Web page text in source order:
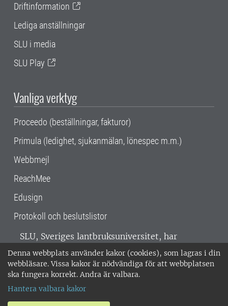
Denna webbplats använder kakor (cookies), som lagras i din
webbläsare. Vissa kakor är nödvändiga för att webbplatsen
ska fungera korrekt. Andra är valbara.
Hantera valbara kakor
Driftinformation
Lediga anställningar
SLU i media
SLU Play
Vanliga verktyg
Proceedo (beställningar, fakturor)
Primula (ledighet, sjukanmälan, lönespec m.m.)
Webbmejl
ReachMee
Edusign
Protokoll och beslutslistor
SLU, Sveriges lantbruksuniversitet, har
verksamhet över hela Sverige. Huvudorter är
Alnarp, Uppsala och Umeå.SLU är
miljöcertifierat enligt ISO 14001. •
018-67 10 00 • Org nr: 202100-2817 •